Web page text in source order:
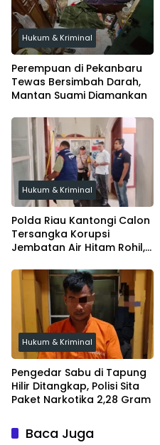
Hukum & Kriminal
Perempuan di Pekanbaru
Tewas Bersimbah Darah,
Mantan Suami Diamankan
Hukum & Kriminal
Polda Riau Kantongi Calon
Tersangka Korupsi
Jembatan Air Hitam Rohil,
Hukum & Kriminal
Pengedar Sabu di Tapung
Hilir Ditangkap, Polisi Sita
Paket Narkotika 2,28 Gram
Baca Juga